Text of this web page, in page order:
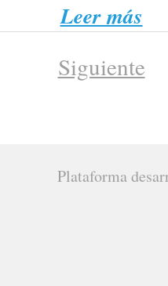
Leer más
Siguiente
Plataforma